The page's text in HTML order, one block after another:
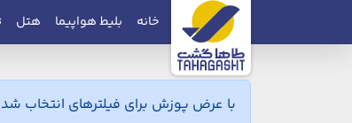
خانه بلیط هواپیما هتل
با عرض پوزش برای فیلترهای انتخاب